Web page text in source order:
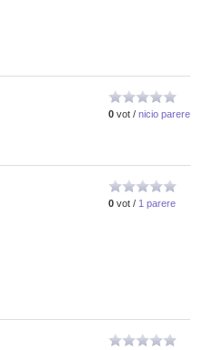
0 vot / nicio parere
0 vot / 1 parere